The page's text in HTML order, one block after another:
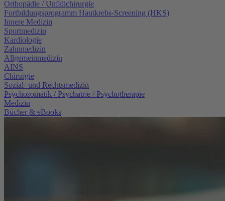
Orthopädie / Unfallchirurgie
Fortbildungsprogramm Hautkrebs-Screening (HKS)
Innere Medizin
Sportmedizin
Kardiologie
Zahnmedizin
Allgemeinmedizin
AINS
Chirurgie
Sozial- und Rechtsmedizin
Psychosomatik / Psychatrie / Psychotherapie
Medizin
Bücher & eBooks